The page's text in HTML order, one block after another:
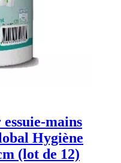
mains
Hygiène
(lot de 12)